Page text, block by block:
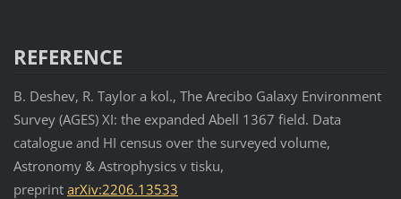
REFERENCE
B. Deshev, R. Taylor a kol., The Arecibo Galaxy Environment
Survey (AGES) XI: the expanded Abell 1367 field. Data
catalogue and HI census over the surveyed volume,
Astronomy & Astrophysics v tisku,
preprint arXiv:2206.13533